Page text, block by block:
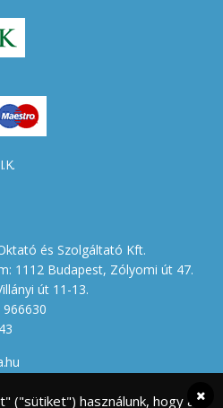
és Szolgáltató Kft.
1112 Budapest, Zólyomi út 47.
út 11-13.
("sütiket") használunk, hogy a